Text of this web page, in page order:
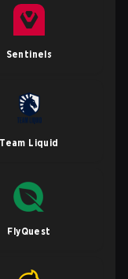
Sentinels
Team Liquid
FlyQuest